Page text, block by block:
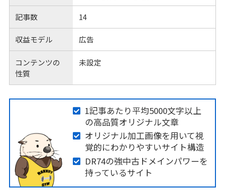
記事数 14
収益モデル 広告
コンテンツの
性質
未設定
1記事あたり平均5000文字以上
の高品質オリジナル文章
オリジナル加工画像を用いて視
覚的にわかりやすいサイト構造
DR74の強中古ドメインパワーを
持っているサイト